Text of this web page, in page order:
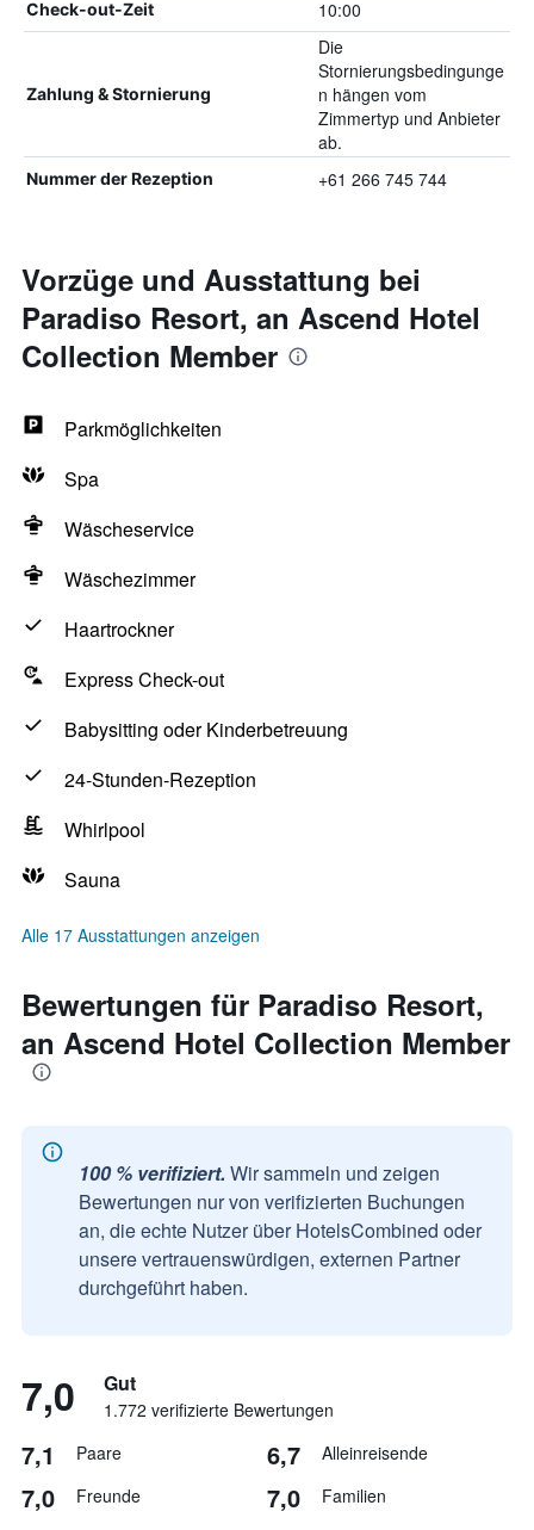
Check-out-Zeit 10:00
Zahlung & Stornierung
Die
Stornierungsbedingunge
n hängen vom
Zimmertyp und Anbieter
ab.
Nummer der Rezeption +61 266 745 744
Vorzüge und Ausstattung bei
Paradiso Resort, an Ascend Hotel
Collection Member
Parkmöglichkeiten
Spa
Wäscheservice
Wäschezimmer
Haartrockner
Express Check-out
Babysitting oder Kinderbetreuung
24-Stunden-Rezeption
Whirlpool
Sauna
Alle 17 Ausstattungen anzeigen
Bewertungen für Paradiso Resort,
an Ascend Hotel Collection Member
100 % verifiziert. Wir sammeln und zeigen
Bewertungen nur von verifizierten Buchungen
an, die echte Nutzer über HotelsCombined oder
unsere vertrauenswürdigen, externen Partner
durchgeführt haben.
7,0 Gut
1.772 verifizierte Bewertungen
7,1 Paare 6,7 Alleinreisende
7,0 Freunde 7,0 Familien